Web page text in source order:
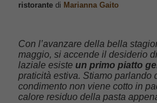
ristorante di Marianna Gaito
Con l’avanzare della bella
maggio, si accende il desiderio
laziale esiste un primo piatto
praticità estiva. Stiamo parlando
condimento non viene cotto in
calore residuo della pasta